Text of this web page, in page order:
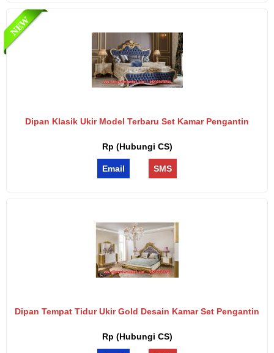
Dipan Klasik Ukir Model Terbaru Set Kamar Pengantin
Rp (Hubungi CS)
Email SMS
Dipan Tempat Tidur Ukir Gold Desain Kamar Set Pengantin
Rp (Hubungi CS)